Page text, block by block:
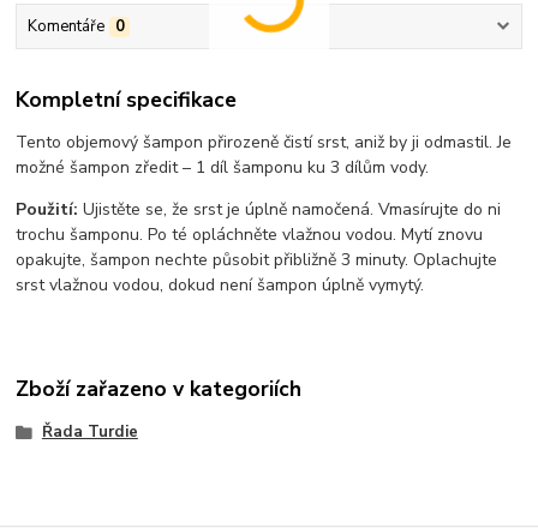
Komentáře 0
Kompletní specifikace
Tento objemový šampon přirozeně čistí srst, aniž by ji odmastil. Je
možné šampon zředit – 1 díl šamponu ku 3 dílům vody.
Použití: Ujistěte se, že srst je úplně namočená. Vmasírujte do ni
trochu šamponu. Po té opláchněte vlažnou vodou. Mytí znovu
opakujte, šampon nechte působit přibližně 3 minuty. Oplachujte
srst vlažnou vodou, dokud není šampon úplně vymytý.
Zboží zařazeno v kategoriích
Řada Turdie